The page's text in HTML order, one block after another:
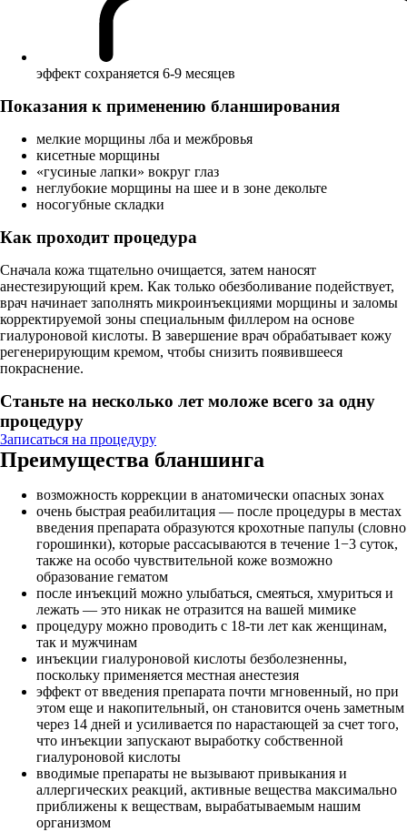
эффект сохраняется 6-9 месяцев
Показания к применению бланширования
мелкие морщины лба и межбровья
кисетные морщины
«гусиные лапки» вокруг глаз
неглубокие морщины на шее и в зоне декольте
носогубные складки
Как проходит процедура
Сначала кожа тщательно очищается, затем наносят
анестезирующий крем. Как только обезболивание подействует,
врач начинает заполнять микроинъекциями морщины и заломы
корректируемой зоны специальным филлером на основе
гиалуроновой кислоты. В завершение врач обрабатывает кожу
регенерирующим кремом, чтобы снизить появившееся
покраснение.
Станьте на несколько лет моложе всего за одну
процедуру
Записаться на процедуру
Преимущества бланшинга
возможность коррекции в анатомически опасных зонах
очень быстрая реабилитация — после процедуры в местах
введения препарата образуются крохотные папулы (словно
горошинки), которые рассасываются в течение 1−3 суток,
также на особо чувствительной коже возможно
образование гематом
после инъекций можно улыбаться, смеяться, хмуриться и
лежать — это никак не отразится на вашей мимике
процедуру можно проводить с 18-ти лет как женщинам,
так и мужчинам
инъекции гиалуроновой кислоты безболезненны,
поскольку применяется местная анестезия
эффект от введения препарата почти мгновенный, но при
этом еще и накопительный, он становится очень заметным
через 14 дней и усиливается по нарастающей за счет того,
что инъекции запускают выработку собственной
гиалуроновой кислоты
вводимые препараты не вызывают привыкания и
аллергических реакций, активные вещества максимально
приближены к веществам, вырабатываемым нашим
организмом